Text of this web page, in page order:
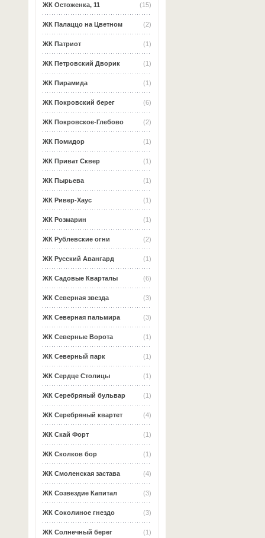
(15)
ЖК Остоженка, 11
(2)
ЖК Палаццо на Цветном
(1)
ЖК Патриот
(1)
ЖК Петровский Дворик
(1)
ЖК Пирамида
(6)
ЖК Покровский берег
(2)
ЖК Покровское-Глебово
(1)
ЖК Помидор
(1)
ЖК Приват Сквер
(1)
ЖК Пырьева
(1)
ЖК Ривер-Хаус
(1)
ЖК Розмарин
(2)
ЖК Рублевские огни
(1)
ЖК Русский Авангард
(6)
ЖК Садовые Кварталы
(3)
ЖК Северная звезда
(3)
ЖК Северная пальмира
(1)
ЖК Северные Ворота
(1)
ЖК Северный парк
(1)
ЖК Сердце Столицы
(1)
ЖК Серебряный бульвар
(4)
ЖК Серебряный квартет
(1)
ЖК Скай Форт
(1)
ЖК Сколков бор
(4)
ЖК Смоленская застава
(3)
ЖК Созвездие Капитал
(3)
ЖК Соколиное гнездо
(1)
ЖК Солнечный берег